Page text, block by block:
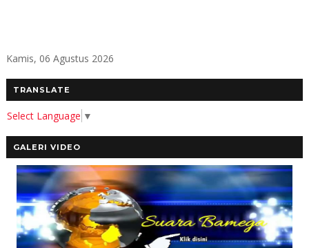
Kamis, 06 Agustus 2026
TRANSLATE
Select Language ▼
GALERI VIDEO